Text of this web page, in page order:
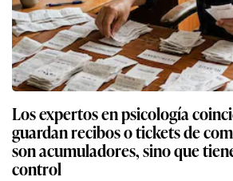
Los expertos en psicología
guardan recibos o tickets de
son acumuladores, sino que
control